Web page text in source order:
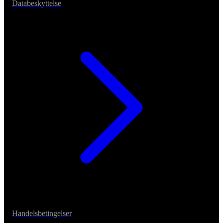
Databeskyttelse
Handelsbetingelser